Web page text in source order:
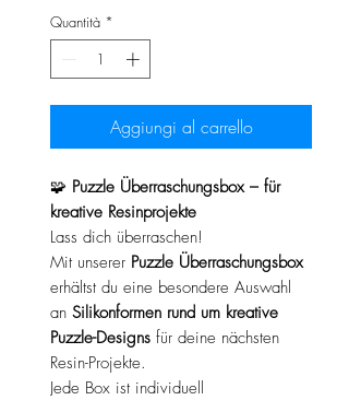
Quantità *
Aggiungi al carrello
🧩 Puzzle Überraschungsbox – für
kreative Resinprojekte
Lass dich überraschen!
Mit unserer Puzzle Überraschungsbox
erhältst du eine besondere Auswahl
an Silikonformen rund um kreative
Puzzle-Designs für deine nächsten
Resin-Projekte.
Jede Box ist individuell